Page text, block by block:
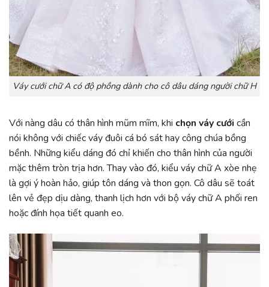
Váy cưới chữ A có độ phồng dành cho cô dâu dáng người chữ H
Với nàng dâu có thân hình mũm mĩm, khi chọn váy cưới cần
nói không với chiếc váy đuôi cá bó sát hay công chúa bồng
bềnh. Những kiểu dáng đó chỉ khiến cho thân hình của người
mặc thêm tròn trịa hơn. Thay vào đó, kiểu váy chữ A xòe nhẹ
là gợi ý hoàn hảo, giúp tôn dáng và thon gọn. Cô dâu sẽ toát
lên vẻ đẹp dịu dàng, thanh lịch hơn với bộ váy chữ A phối ren
hoặc đính họa tiết quanh eo.